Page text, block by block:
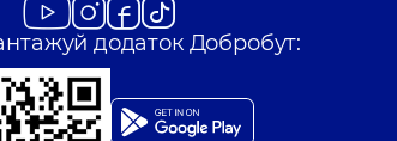
додаток Добробут: